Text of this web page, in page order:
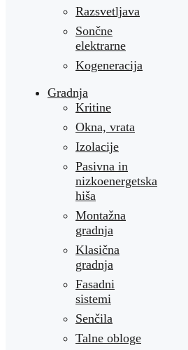
Razsvetljava
Sončne
elektrarne
Kogeneracija
Gradnja
Kritine
Okna, vrata
Izolacije
Pasivna in
nizkoenergetska
hiša
Montažna
gradnja
Klasična
gradnja
Fasadni
sistemi
Senčila
Talne obloge